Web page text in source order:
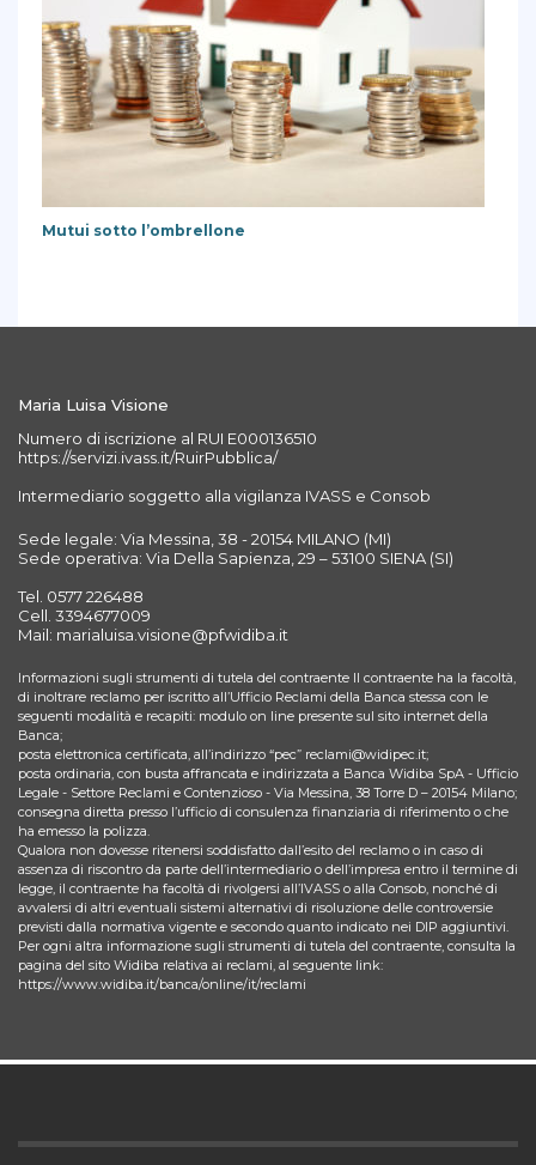
Mutui sotto l’ombrellone
Maria Luisa Visione
Numero di iscrizione al RUI E000136510
https://servizi.ivass.it/RuirPubblica/
Intermediario soggetto alla vigilanza IVASS e Consob
Sede legale: Via Messina, 38 - 20154 MILANO (MI)
Sede operativa: Via Della Sapienza, 29 – 53100 SIENA (SI)
Tel. 0577 226488
Cell. 3394677009
Mail: marialuisa.visione@pfwidiba.it
Informazioni sugli strumenti di tutela del contraente Il contraente ha la facoltà,
di inoltrare reclamo per iscritto all’Ufficio Reclami della Banca stessa con le
seguenti modalità e recapiti: modulo on line presente sul sito internet della
Banca;
posta elettronica certificata, all’indirizzo “pec” reclami@widipec.it;
posta ordinaria, con busta affrancata e indirizzata a Banca Widiba SpA - Ufficio
Legale - Settore Reclami e Contenzioso - Via Messina, 38 Torre D – 20154 Milano;
consegna diretta presso l’ufficio di consulenza finanziaria di riferimento o che
ha emesso la polizza.
Qualora non dovesse ritenersi soddisfatto dall’esito del reclamo o in caso di
assenza di riscontro da parte dell’intermediario o dell’impresa entro il termine di
legge, il contraente ha facoltà di rivolgersi all’IVASS o alla Consob, nonché di
avvalersi di altri eventuali sistemi alternativi di risoluzione delle controversie
previsti dalla normativa vigente e secondo quanto indicato nei DIP aggiuntivi.
Per ogni altra informazione sugli strumenti di tutela del contraente, consulta la
pagina del sito Widiba relativa ai reclami, al seguente link:
https://www.widiba.it/banca/online/it/reclami